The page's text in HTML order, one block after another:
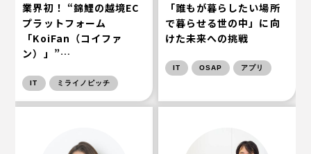
業界初！ “錦鯉の越境EC
プラットフォーム
「KoiFan（コイファ
ン）」”…
IT ミライノピッチ
「誰もが暮らしたい場所
で暮らせる世の中」に向
けた未来への挑戦
IT OSAP アプリ